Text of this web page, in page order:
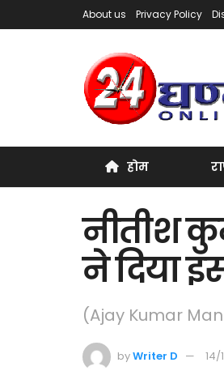
About us Privacy Policy
होम
नीतीश
ने दिया
(Ajay Kumar
byWriter D 14/